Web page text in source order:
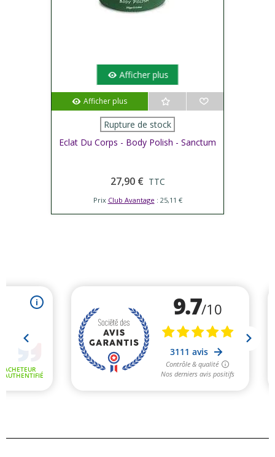
Afficher plus
Afficher plus
Rupture de stock
Eclat Du Corps - Body Polish - Sanctum
27,90 € TTC
Prix Club Avantage : 25,11 €